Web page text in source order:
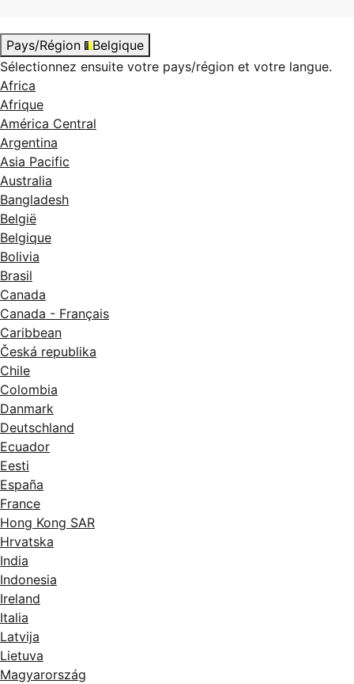
Pays/Région
Belgique
Sélectionnez ensuite votre pays/région et votre langue.
Africa
Afrique
América Central
Argentina
Asia Pacific
Australia
Bangladesh
België
Belgique
Bolivia
Brasil
Canada
Canada - Français
Caribbean
Česká republika
Chile
Colombia
Danmark
Deutschland
Ecuador
Eesti
España
France
Hong Kong SAR
Hrvatska
India
Indonesia
Ireland
Italia
Latvija
Lietuva
Magyarország